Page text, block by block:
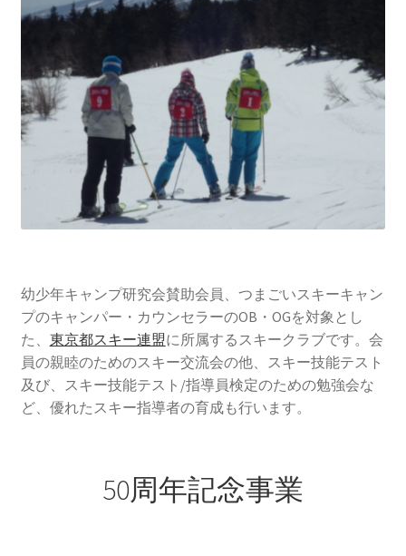
幼少年キャンプ研究会賛助会員、つまごいスキーキャン
プのキャンパー・カウンセラーのOB・OGを対象とし
た、 東京都スキー連盟に所属するスキークラブです。会
員の親睦のためのスキー交流会の他、スキー技能テスト
及び、スキー技能テスト/指導員検定のための勉強会な
ど、優れたスキー指導者の育成も行います。
50周年記念事業